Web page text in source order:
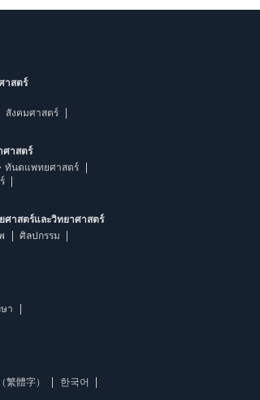
าสตร์
สังคมศาสตร์
ศาสตร์
ทันตแพทยศาสตร์
าสตร์และวิทยาศาสตร์
ศิลปกรรม
า
繁體字）
한국어